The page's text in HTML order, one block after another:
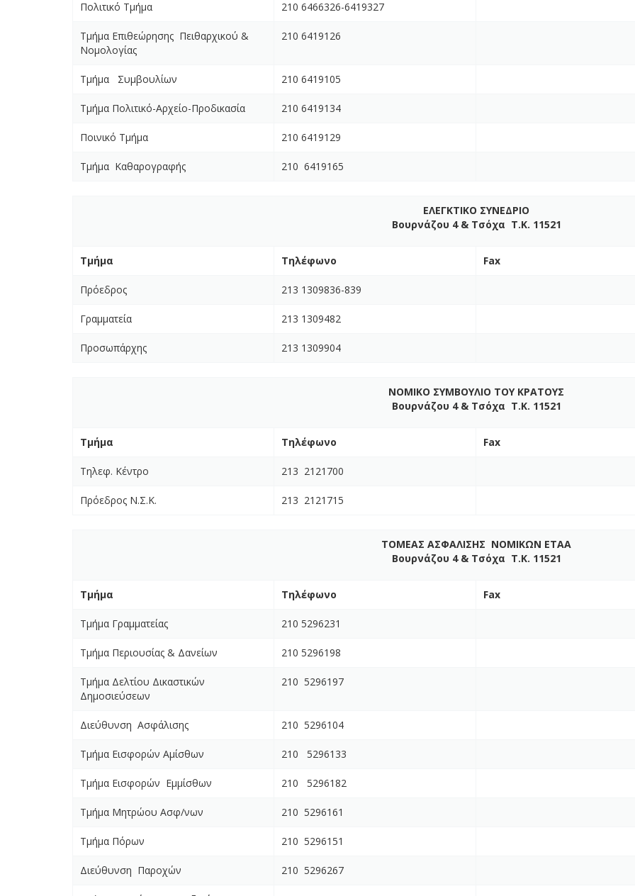
Πολιτικό Τμήμα 210 6466326-6419327
Τμήμα Επιθεώρησης Πειθαρχικού &
Νομολογίας
210 6419126
Τμήμα Συμβουλίων 210 6419105
Τμήμα Πολιτικό-Αρχείο-Προδικασία 210 6419134
Ποινικό Τμήμα 210 6419129
Τμήμα Καθαρογραφής 210 6419165
ΕΛΕΓΚΤΙΚΟ ΣΥΝΕΔΡΙΟ
Βουρνάζου 4 & Τσόχα Τ.Κ. 11521
Τμήμα Τηλέφωνο Fax
Πρόεδρος 213 1309836-839
Γραμματεία 213 1309482
Προσωπάρχης 213 1309904
ΝΟΜΙΚΟ ΣΥΜΒΟΥΛΙΟ ΤΟΥ ΚΡΑΤΟΥΣ
Βουρνάζου 4 & Τσόχα Τ.Κ. 11521
Τμήμα Τηλέφωνο Fax
Τηλεφ. Κέντρο 213 2121700
Πρόεδρος Ν.Σ.Κ. 213 2121715
ΤΟΜΕΑΣ ΑΣΦΑΛΙΣΗΣ ΝΟΜΙΚΩΝ ΕΤΑΑ
Βουρνάζου 4 & Τσόχα Τ.Κ. 11521
Τμήμα Τηλέφωνο Fax
Τμήμα Γραμματείας 210 5296231
Τμήμα Περιουσίας & Δανείων 210 5296198
Τμήμα Δελτίου Δικαστικών
Δημοσιεύσεων
210 5296197
Διεύθυνση Ασφάλισης 210 5296104
Τμήμα Εισφορών Αμίσθων 210 5296133
Τμήμα Εισφορών Εμμίσθων 210 5296182
Τμήμα Μητρώου Ασφ/νων 210 5296161
Τμήμα Πόρων 210 5296151
Διεύθυνση Παροχών 210 5296267